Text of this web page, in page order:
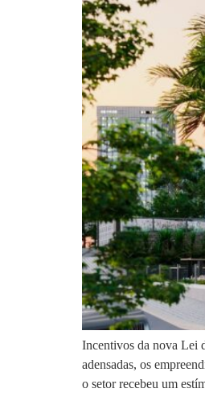
Incentivos da nova Lei
adensadas, os
o setor recebeu um